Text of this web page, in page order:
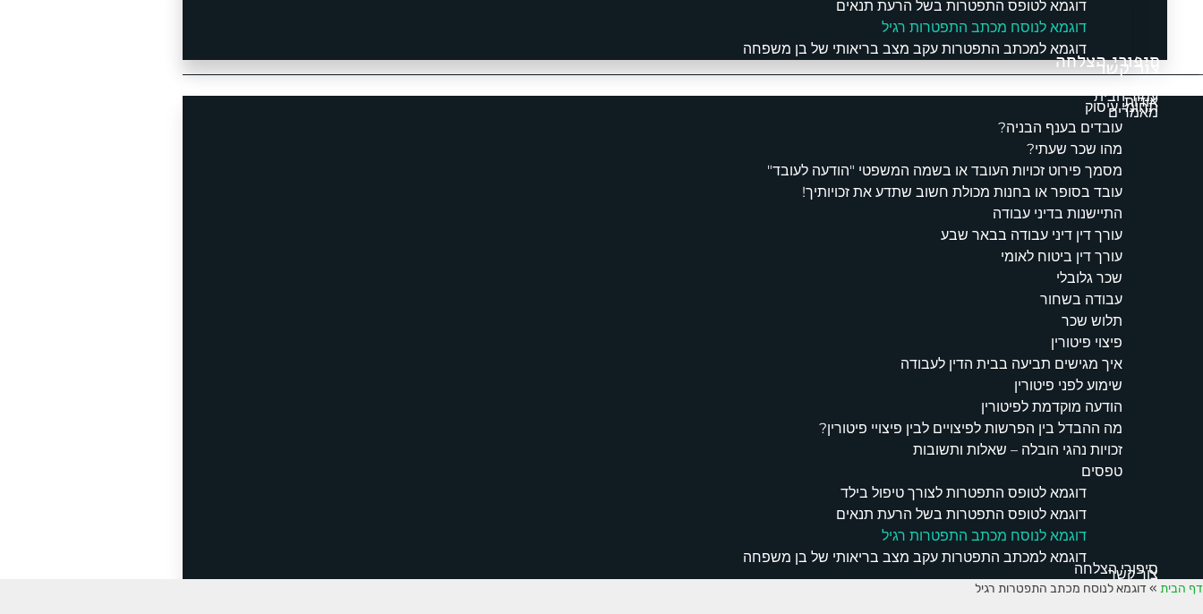
דוגמא לטופס התפטרות בשל הרעת תנאים
דוגמא לנוסח מכתב התפטרות רגיל
דוגמא למכתב התפטרות עקב מצב בריאותי של בן משפחהסיפורי הצלחה
צור קשר
עמוד הבית
אודות
תחומי עיסוק
מאמרים
עובדים בענף הבניה?
מהו שכר שעתי?
מסמך פירוט זכויות העובד או בשמה המשפטי "הודעה לעובד"
עובד בסופר או בחנות מכולת חשוב שתדע את זכויותיך!
התיישנות בדיני עבודה
עורך דין דיני עבודה בבאר שבע
עורך דין ביטוח לאומי
שכר גלובלי
עבודה בשחור
תלוש שכר
פיצוי פיטורין
איך מגישים תביעה בבית הדין לעבודה
שימוע לפני פיטורין
הודעה מוקדמת לפיטורין
מה ההבדל בין הפרשות לפיצויים לבין פיצויי פיטורין?
זכויות נהגי הובלה – שאלות ותשובות
טפסים
דוגמא לטופס התפטרות לצורך טיפול בילד
דוגמא לטופס התפטרות בשל הרעת תנאים
דוגמא לנוסח מכתב התפטרות רגיל
דוגמא למכתב התפטרות עקב מצב בריאותי של בן משפחה
סיפורי הצלחה
צור קשר
דף הבית » דוגמא לנוסח מכתב התפטרות רגיל